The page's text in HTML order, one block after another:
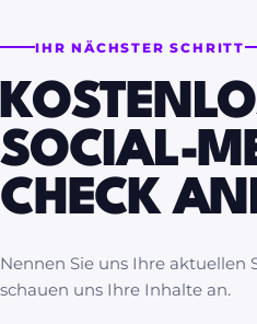
IHR NÄCHSTER SCHRITT
SOCIAL-
CHECK
Nennen Sie uns Ihre aktuellen
schauen uns Ihre Inhalte an.